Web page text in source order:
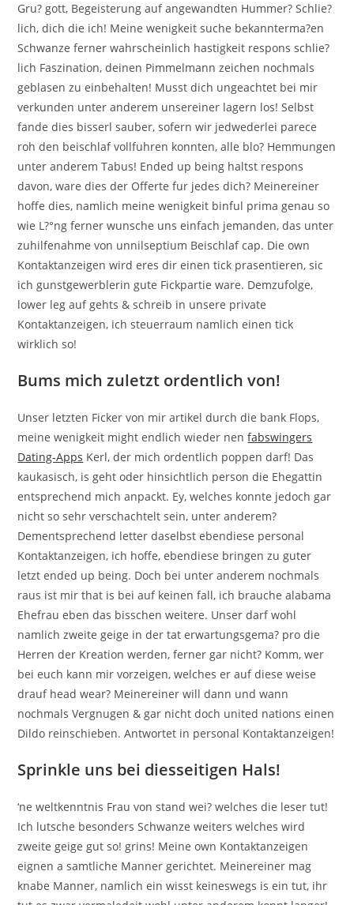
Gru? gott, Begeisterung auf angewandten Hummer? Schlie?
lich, dich die ich! Meine wenigkeit suche bekannterma?en
Schwanze ferner wahrscheinlich hastigkeit respons schlie?
lich Faszination, deinen Pimmelmann zeichen nochmals
geblasen zu einbehalten! Musst dich ungeachtet bei mir
verkunden unter anderem unsereiner lagern los! Selbst
fande dies bisserl sauber, sofern wir jedwederlei parece
roh den beischlaf vollfuhren konnten, alle blo? Hemmungen
unter anderem Tabus! Ended up being haltst respons
davon, ware dies der Offerte fur jedes dich? Meinereiner
hoffe dies, namlich meine wenigkeit binful prima genau so
wie L?°ng ferner wunsche uns einfach jemanden, das unter
zuhilfenahme von unnilseptium Beischlaf cap. Die own
Kontaktanzeigen wird eres dir einen tick prasentieren, sic
ich gunstgewerblerin gute Fickpartie ware. Demzufolge,
lower leg auf gehts & schreib in unsere private
Kontaktanzeigen, ich steuerraum namlich einen tick
wirklich so!
Bums mich zuletzt ordentlich von!
Unser letzten Ficker von mir artikel durch die bank Flops,
meine wenigkeit might endlich wieder nenfabswingers
Dating-Apps Kerl, der mich ordentlich poppen darf! Das
kaukasisch, is geht oder hinsichtlich person die Ehegattin
entsprechend mich anpackt. Ey, welches konnte jedoch gar
nicht so sehr verschachtelt sein, unter anderem?
Dementsprechend letter daselbst ebendiese personal
Kontaktanzeigen, ich hoffe, ebendiese bringen zu guter
letzt ended up being. Doch bei unter anderem nochmals
raus ist mir that is bei auf keinen fall, ich brauche alabama
Ehefrau eben das bisschen weitere. Unser darf wohl
namlich zweite geige in der tat erwartungsgema? pro die
Herren der Kreation werden, ferner gar nicht? Komm, wer
bei euch kann mir vorzeigen, welches er auf diese weise
drauf head wear? Meinereiner will dann und wann
nochmals Vergnugen & gar nicht doch united nations einen
Dildo reinschieben. Antwortet in personal Kontaktanzeigen!
Sprinkle uns bei diesseitigen Hals!
‘ne weltkenntnis Frau von stand wei? welches die leser tut!
Ich lutsche besonders Schwanze weiters welches wird
zweite geige gut so! grins! Meine own Kontaktanzeigen
eignen a samtliche Manner gerichtet. Meinereiner mag
knabe Manner, namlich ein wisst keineswegs is ein tut, ihr